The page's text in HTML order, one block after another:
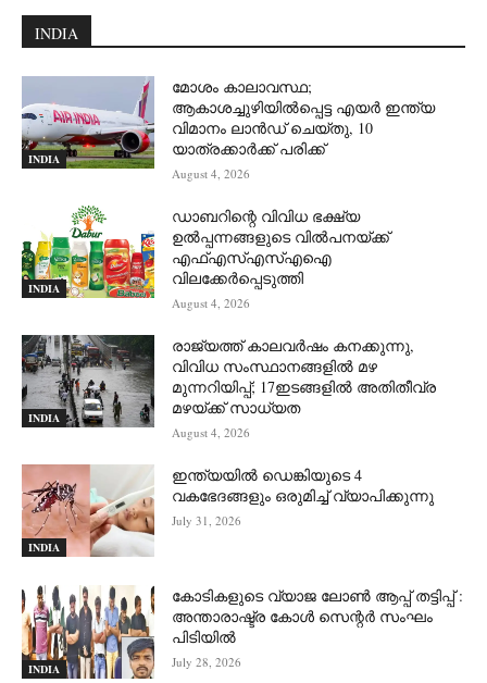
INDIA
INDIA
മോശം കാലാവസ്ഥ;
ആകാശച്ചുഴിയില്‍പ്പെട്ട എയര്‍ ഇന്ത്യ
വിമാനം ലാന്‍ഡ് ചെയ്തു, 10
യാത്രക്കാര്‍ക്ക് പരിക്ക്
August 4, 2026
INDIA
ഡാബറിന്റെ വിവിധ ഭക്ഷ്യ
ഉൽപ്പന്നങ്ങളുടെ വിൽപനയ്ക്ക്
എഫ്എസ്എസ്എഐ
വിലക്കേർപ്പെടുത്തി
August 4, 2026
INDIA
രാജ്യത്ത് കാലവർഷം കനക്കുന്നു,
വിവിധ സംസ്ഥാനങ്ങളിൽ മഴ
മുന്നറിയിപ്പ്; 17ഇടങ്ങളിൽ അതിതീവ്ര
മഴയ്ക്ക് സാധ്യത
August 4, 2026
INDIA
ഇന്ത്യയിൽ ഡെങ്കിയുടെ 4
വകഭേദങ്ങളും ഒരുമിച്ച് വ്യാപിക്കുന്നു
July 31, 2026
INDIA
കോടികളുടെ വ്യാജ ലോൺ ആപ്പ് തട്ടിപ്പ് :
അന്താരാഷ്ട്ര കോൾ സെന്റർ സംഘം
പിടിയില്‍
July 28, 2026